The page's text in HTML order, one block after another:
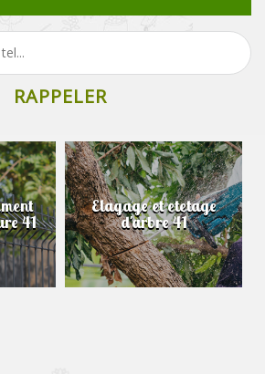
41
Elagage et etetage
d'arbre 41